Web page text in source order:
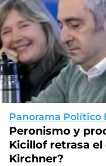
Panorama Político
Peronismo y
Kicillof retrasa
Kirchner?